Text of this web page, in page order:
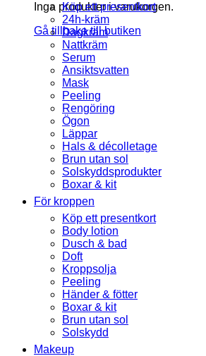
Inga produkter i varukorgen.
Gå tillbaka till butiken
Köp ett presentkort
24h-kräm
Dagkräm
Nattkräm
Serum
Ansiktsvatten
Mask
Peeling
Rengöring
Ögon
Läppar
Hals & décolletage
Brun utan sol
Solskyddsprodukter
Boxar & kit
För kroppen
Köp ett presentkort
Body lotion
Dusch & bad
Doft
Kroppsolja
Peeling
Händer & fötter
Boxar & kit
Brun utan sol
Solskydd
Makeup